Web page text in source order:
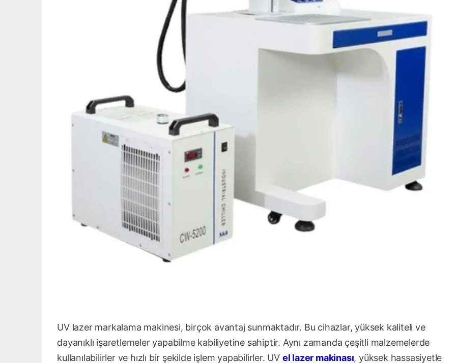
UV lazer markalama makinesi, birçok avantaj sunmaktadır. Bu cihazlar, yüksek kaliteli ve
dayanıklı işaretlemeler yapabilme kabiliyetine sahiptir. Aynı zamanda çeşitli malzemelerde
kullanılabilirler ve hızlı bir şekilde işlem yapabilirler. UV el lazer makinası, yüksek hassasiyetle